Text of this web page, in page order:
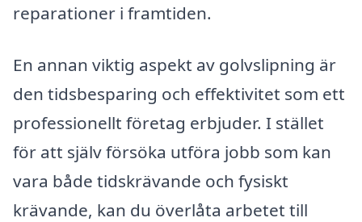
reparationer i framtiden.
En annan viktig aspekt av golvslipning är
den tidsbesparing och effektivitet som ett
professionellt företag erbjuder. I stället
för att själv försöka utföra jobb som kan
vara både tidskrävande och fysiskt
krävande, kan du överlåta arbetet till